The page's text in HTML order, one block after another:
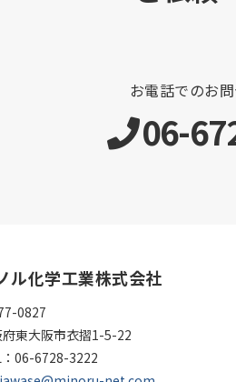
お電話でのお
06-
ル化学工業株式会社
0827
東大阪市衣摺1-5-22
06-6728-3222